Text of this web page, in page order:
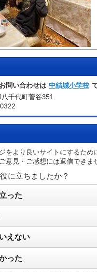
問い合わせは 中結城小学校
千代町菅谷351
をより良いサイトにするた
意見・ご感想には返信できま
に立ちましたか？
った
えない
った